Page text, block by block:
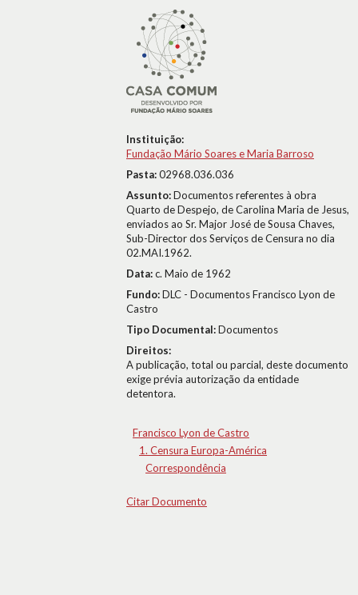
Instituição:
Fundação Mário Soares e Maria Barroso
Pasta:02968.036.036
Assunto:Documentos referentes à obra
Quarto de Despejo, de Carolina Maria de Jesus,
enviados ao Sr. Major José de Sousa Chaves,
Sub-Director dos Serviços de Censura no dia
02.MAI.1962.
Data:c. Maio de 1962
Fundo:DLC - Documentos Francisco Lyon de
Castro
Tipo Documental:Documentos
Direitos:
A publicação, total ou parcial, deste documento
exige prévia autorização da entidade
detentora.
Francisco Lyon de Castro
1. Censura Europa-América
Correspondência
Citar Documento